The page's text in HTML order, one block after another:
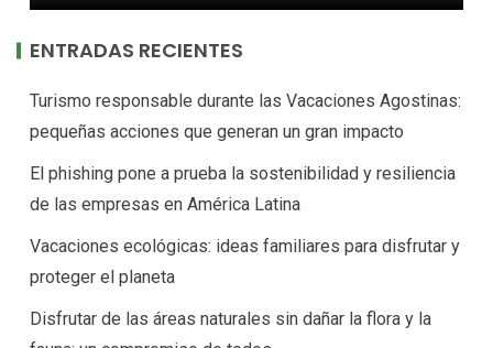
ENTRADAS RECIENTES
Turismo responsable durante las Vacaciones Agostinas:
pequeñas acciones que generan un gran impacto
El phishing pone a prueba la sostenibilidad y resiliencia
de las empresas en América Latina
Vacaciones ecológicas: ideas familiares para disfrutar y
proteger el planeta
Disfrutar de las áreas naturales sin dañar la flora y la